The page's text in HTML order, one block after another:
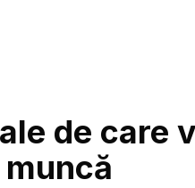
de care